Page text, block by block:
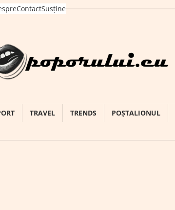
ContactSusține
TRAVEL TRENDS POȘTALIONUL